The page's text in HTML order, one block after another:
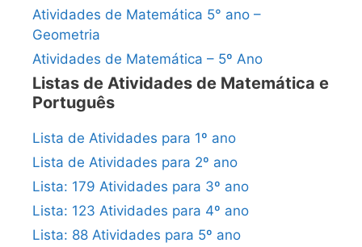
Atividades de Matemática 5° ano –
Geometria
Atividades de Matemática – 5º Ano
Listas de Atividades de Matemática e
Português
Lista de Atividades para 1º ano
Lista de Atividades para 2º ano
Lista: 179 Atividades para 3º ano
Lista: 123 Atividades para 4º ano
Lista: 88 Atividades para 5º ano